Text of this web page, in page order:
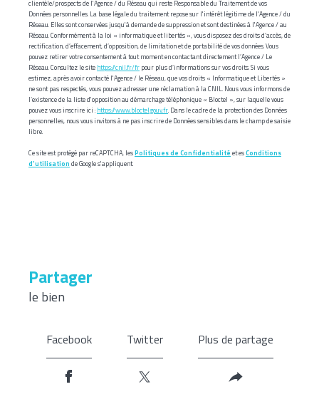
clientèle/prospects de l'Agence / du Réseau qui reste Responsable du Traitement de vos
Données personnelles. La base légale du traitement repose sur l'intérêt légitime de l'Agence / du
Réseau. Elles sont conservées jusqu'à demande de suppression et sont destinées à l'Agence / au
Réseau. Conformément à la loi « informatique et libertés », vous disposez des droits d’accès, de
rectification, d’effacement, d’opposition, de limitation et de portabilité de vos données. Vous
pouvez retirer votre consentement à tout moment en contactant directement l’Agence / Le
Réseau. Consultez le site https://cnil.fr/fr pour plus d’informations sur vos droits. Si vous
estimez, après avoir contacté l'Agence / le Réseau, que vos droits « Informatique et Libertés »
ne sont pas respectés, vous pouvez adresser une réclamation à la CNIL. Nous vous informons de
l’existence de la liste d'opposition au démarchage téléphonique « Bloctel », sur laquelle vous
pouvez vous inscrire ici : https://www.bloctel.gouv.fr. Dans le cadre de la protection des Données
personnelles, nous vous invitons à ne pas inscrire de Données sensibles dans le champ de saisie
libre.
Ce site est protégé par reCAPTCHA, les Politiques de Confidentialité et es Conditions
d'utilisation de Google s'appliquent.
partager
le bien
Facebook Twitter Plus de partage